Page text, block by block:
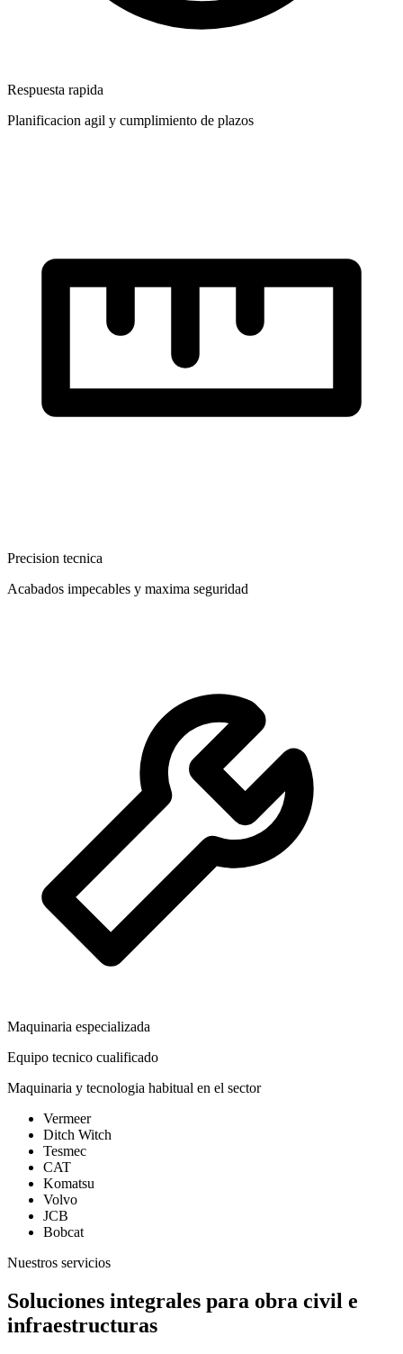
Respuesta rapida
Planificacion agil y cumplimiento de plazos
Precision tecnica
Acabados impecables y maxima seguridad
Maquinaria especializada
Equipo tecnico cualificado
Maquinaria y tecnologia habitual en el sector
Vermeer
Ditch Witch
Tesmec
CAT
Komatsu
Volvo
JCB
Bobcat
Nuestros servicios
Soluciones integrales para obra civil e
infraestructuras